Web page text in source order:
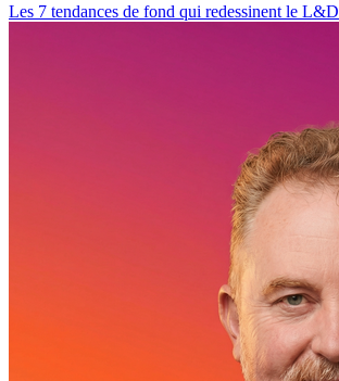
Les 7 tendances de fond qui redessinent le L&D